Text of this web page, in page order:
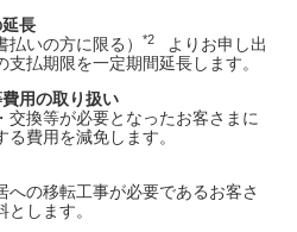
長
いの方に限る）
*2
よりお申し出
払期限を一定期間延長します。
用の取り扱い
交換等が必要となったお客さまに
費用を減免します。
の移転工事が必要であるお客さ
します。